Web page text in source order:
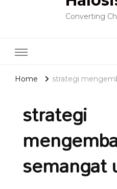
Converting
Home strategi
strategi
semangat